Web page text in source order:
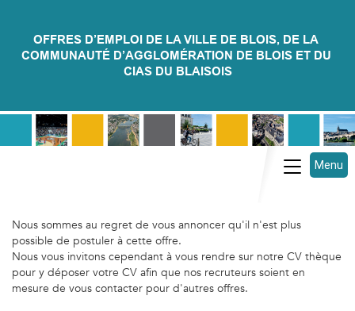
OFFRES D’EMPLOI DE LA VILLE DE BLOIS, DE LA
COMMUNAUTÉ D’AGGLOMÉRATION DE BLOIS ET DU
CIAS DU BLAISOIS
Toggle
Menu
Nous sommes au regret de vous annoncer qu'il n'est plus
possible de postuler à cette offre.
Nous vous invitons cependant à vous rendre sur notre CV thèque
pour y déposer votre CV afin que nos recruteurs soient en
mesure de vous contacter pour d'autres offres.